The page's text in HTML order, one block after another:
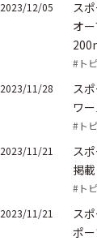
2023/12/05
ス
オ
#ト
2023/11/28
ス
ワ
#ト
2023/11/21
ス
掲載
#ト
2023/11/21
ス
ポ